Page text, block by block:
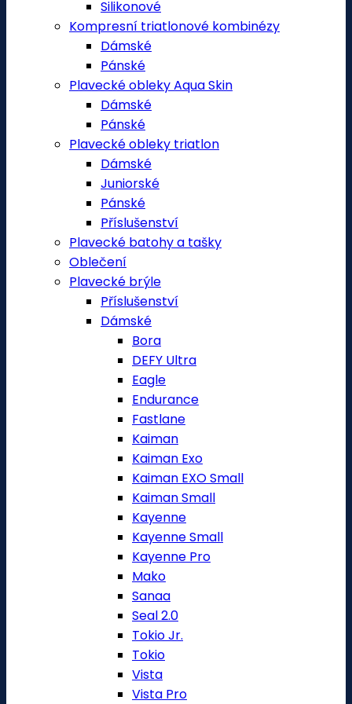
Silikonové
Kompresní triatlonové kombinézy
Dámské
Pánské
Plavecké obleky Aqua Skin
Dámské
Pánské
Plavecké obleky triatlon
Dámské
Juniorské
Pánské
Příslušenství
Plavecké batohy a tašky
Oblečení
Plavecké brýle
Příslušenství
Dámské
Bora
DEFY Ultra
Eagle
Endurance
Fastlane
Kaiman
Kaiman Exo
Kaiman EXO Small
Kaiman Small
Kayenne
Kayenne Small
Kayenne Pro
Mako
Sanaa
Seal 2.0
Tokio Jr.
Tokio
Vista
Vista Pro